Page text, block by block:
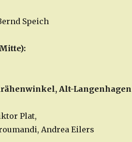
Speich
Alt-Langenhagen
Plat,
Andrea Eilers